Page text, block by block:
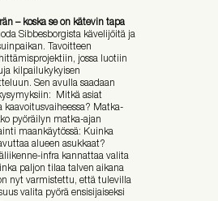
– koska se on kätevin tapa
Sibbesborgista kävelijöitä ja
Tavoitteen
jossa luotiin
kilpailukykyisen
Sen avulla saadaan
Mitkä asiat
Matka-
pyöräilyn matka-ajan
maankäytössä: Kuinka
alueen asukkaat?
infra kannattaa valita
paljon tilaa talven aikana
nyt varmistettu, että tulevilla
valita pyörä ensisijaiseksi